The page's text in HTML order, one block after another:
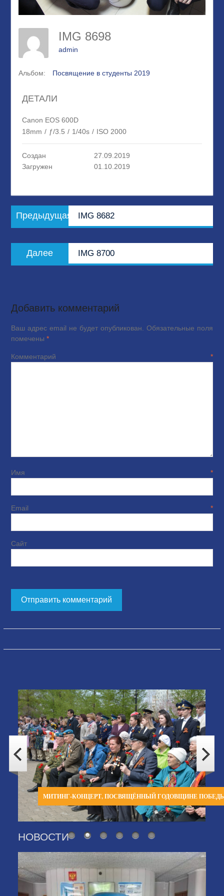
IMG 8698
admin
Альбом: Посвящение в студенты 2019
ДЕТАЛИ
Canon EOS 600D
18mm / ƒ/3.5 / 1/40s / ISO 2000
Создан
27.09.2019
Загружен
01.10.2019
Навигация
по
Предыдущая
запись:
IMG 8682
Далее
запись:
IMG 8700
Добавить комментарий
Ваш адрес email не будет опубликован.
Обязательные поля
помечены *
Комментарий*
Имя*
Email*
Сайт
МИТИНГ-КОНЦЕРТ, ПОСВЯЩЁННЫЙ ГОДОВЩИНЕ
НОВОСТИ